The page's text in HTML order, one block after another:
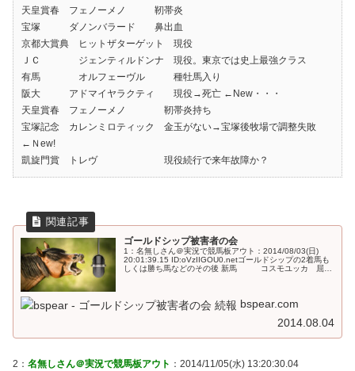
天皇賞春 フェノーメノ 靭帯炎
宝塚 ダノンバラード 鼻出血
京都大賞典 ヒットザターゲット 現役
ＪＣ ジェンティルドンナ 現役。東京では史上最強クラス
有馬 オルフェーヴル 種牡馬入り
阪大 アドマイヤラクティ 現役→死亡 ←New・・・
天皇賞春 フェノーメノ 靭帯炎持ち
宝塚記念 カレンミロティック 金玉がない→宝塚後牧場で調整失敗
←Ｎew!
凱旋門賞 トレヴ 現役続行で来年故障か？
ゴールドシップ被害者の会
1：名無しさん＠実況で競馬板アウト：2014/08/03(日)
20:01:39.15 ID:oVzIIGOU0.netゴールドシップの2着馬も
しくは勝ち馬などのその後 新馬 コスモユッカ 屈腱
bspear.com
2014.08.04
2： 名無しさん＠実況で競馬板アウト ：2014/11/05(水) 13:20:30.04